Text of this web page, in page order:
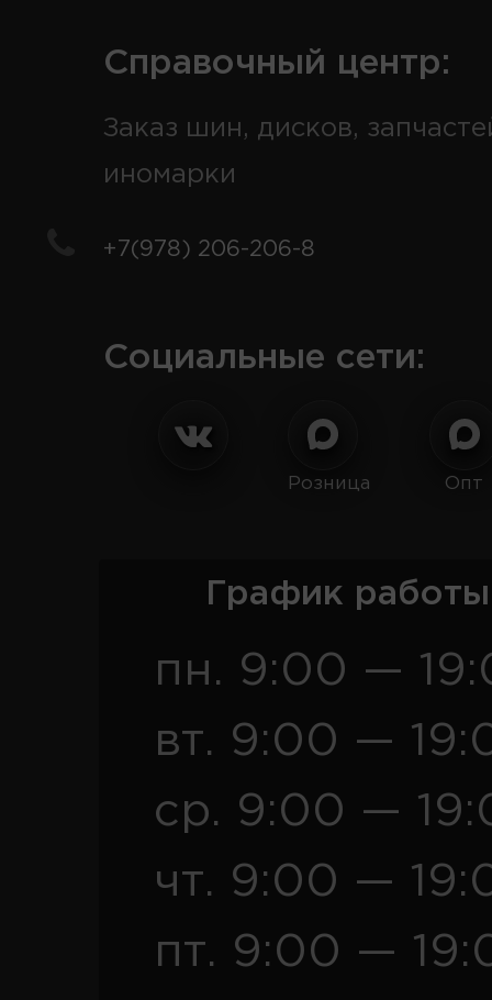
Справочный центр:
Заказ шин, дисков,
иномарки
+7(978) 206-206-8
Социальные сети:
Розница Опт
График
пн. 9:00 —
вт. 9:00 —
ср. 9:00 —
чт. 9:00 —
пт. 9:00 —